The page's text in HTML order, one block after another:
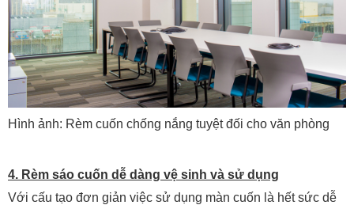
Hình ảnh: Rèm cuốn chống nắng tuyệt đối cho văn phòng
4. Rèm sáo cuốn dễ dàng vệ sinh và sử dụng
Với cấu tạo đơn giản việc sử dụng màn cuốn là hết sức dễ